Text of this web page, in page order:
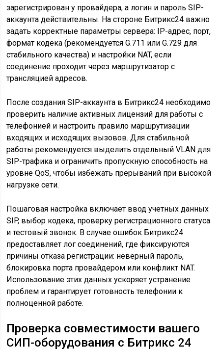
зарегистрирован у провайдера, а логин и пароль SIP-
аккаунта действительны. На стороне Битрикс24 важно
задать корректные параметры сервера: IP-адрес, порт,
формат кодека (рекомендуется G.711 или G.729 для
стабильного качества) и настройки NAT, если
соединение проходит через маршрутизатор с
трансляцией адресов.
После создания SIP-аккаунта в Битрикс24 необходимо
проверить наличие активных лицензий для работы с
телефонией и настроить правило маршрутизации
входящих и исходящих вызовов. Для стабильной
работы рекомендуется выделить отдельный VLAN для
SIP-трафика и ограничить пропускную способность на
уровне QoS, чтобы избежать прерываний при высокой
нагрузке сети.
Пошаговая настройка включает ввод учетных данных
SIP, выбор кодека, проверку регистрационного статуса
и тестовый звонок. В случае ошибок Битрикс24
предоставляет лог соединений, где фиксируются
причины отказа регистрации: неверный пароль,
блокировка порта провайдером или конфликт NAT.
Использование этих данных ускоряет устранение
проблем и гарантирует готовность телефонии к
полноценной работе.
Проверка совместимости вашего
СИП-оборудования с Битрикс 24